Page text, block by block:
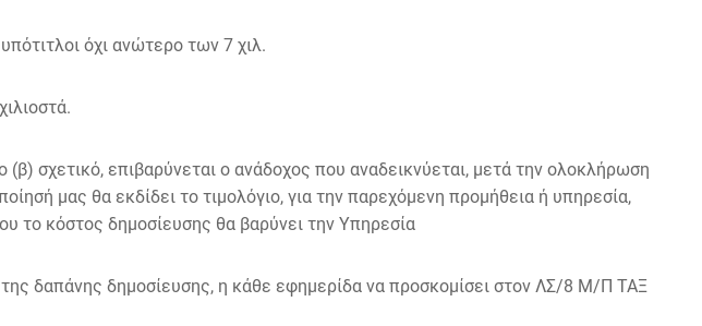
όχι ανώτερο των 7 χιλ.
επιβαρύνεται ο ανάδοχος που αναδεικνύεται, μετά την ολοκλήρωση
μας θα εκδίδει το τιμολόγιο, για την παρεχόμενη προμήθεια ή υπηρεσία,
το κόστος δημοσίευσης θα βαρύνει την Υπηρεσία
δαπάνης δημοσίευσης, η κάθε εφημερίδα να προσκομίσει στον ΛΣ/8 Μ/Π ΤΑΞ